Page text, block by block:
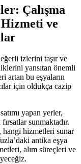
Çalışma
ve
izlerini taşır ve
yansıtan önemli
artan bu eşyaların
için oldukça cazip
yapan yerler,
sunmaktadır.
hangi hizmetleri sunar
antika eşya
alım süreçleri ve